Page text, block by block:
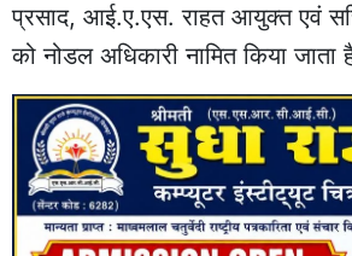
प्रसाद, आई.ए.एस. राहत आयुक्त एवं
को नोडल अधिकारी नामित किया जाता